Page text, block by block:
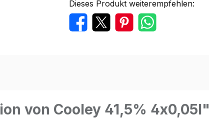
Dieses Produkt weiterempfehlen:
von Cooley 41,5% 4x0,05l"